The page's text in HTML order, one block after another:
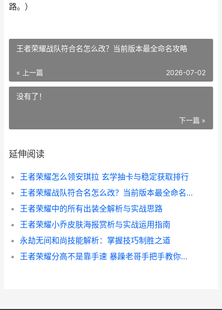
路。）
王者荣耀战队符合名怎么改？当前版本最全命名攻略
« 上一篇 2026-07-02
没有了！
下一篇 »
延伸阅读
王者荣耀怎么领安琪拉 玄学抽卡与稳定获取排行
王者荣耀战队符合名怎么改？当前版本最全命名攻略
王者荣耀中的所有出装全解析与实战思路
王者荣耀小乔皮肤海报赏析与实战运用指南
永劫无间和尚技能解析：掌握技巧制胜之道
王者荣耀分高不是靠手速 暴躁老哥手把手教你用脑子上分